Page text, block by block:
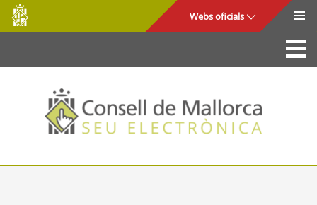
Salta al contingut principal
Consell
de
Mallorca
Webs oficials
La Seu
Consell de Mallorca
Accés i seguretat
Utilitats